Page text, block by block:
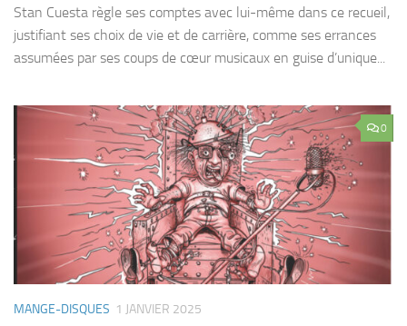
Stan Cuesta règle ses comptes avec lui-même dans ce recueil,
justifiant ses choix de vie et de carrière, comme ses errances
assumées par ses coups de cœur musicaux en guise d’unique...
0
MANGE-DISQUES 1 JANVIER 2025